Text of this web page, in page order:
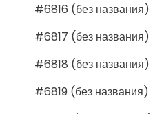
#6816 (без названия)
#6817 (без названия)
#6818 (без названия)
#6819 (без названия)